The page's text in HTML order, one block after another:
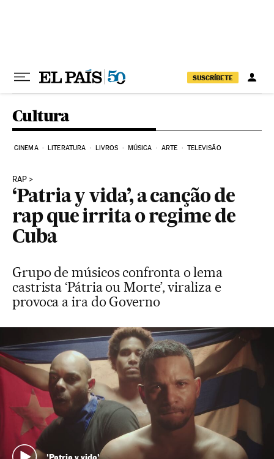
SUSCRÍBETE
Cultura
CINEMA LITERATURA LIVROS MÚSICA ARTE TELEVISÃO
RAP
‘Patria y vida’, a canção de
rap que irrita o regime de
Cuba
Grupo de músicos confronta o lema
castrista ‘Pátria ou Morte’, viraliza e
provoca a ira do Governo
'Patria y vida'